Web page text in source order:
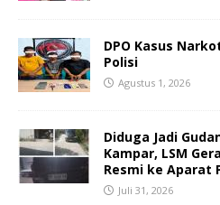
DPO Kasus
Polisi
Agustus 1, 2026
Diduga Jadi
Kampar, LSM
Resmi ke Aparat
Juli 31, 2026